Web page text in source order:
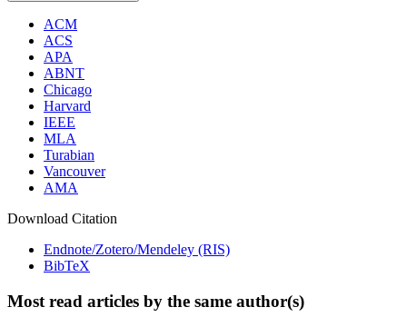
ACM
ACS
APA
ABNT
Chicago
Harvard
IEEE
MLA
Turabian
Vancouver
AMA
Download Citation
Endnote/Zotero/Mendeley (RIS)
BibTeX
Most read articles by the same author(s)